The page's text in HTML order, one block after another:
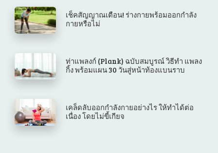
เช็คสัญญาณเตือน! ร่างกายพร้อมออกกำลัง
กายหรือไม่
ท่าแพลงก์ (Plank) ฉบับสมบูรณ์ วิธีทำ แพลง
กิ้ง พร้อมแผน 30 วันสู่หน้าท้องแบนราบ
เคล็ดลับออกกำลังกายอย่างไร ให้ทำได้ต่อ
เนื่อง โดยไม่ขี้เกียจ